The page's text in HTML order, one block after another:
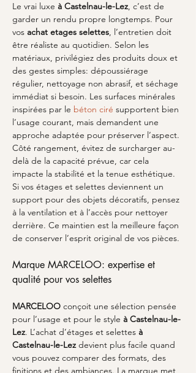
Le vrai luxe à Castelnau-le-Lez, c’est de
garder un rendu propre longtemps. Pour
vos achat etages selettes, l’entretien doit
être réaliste au quotidien. Selon les
matériaux, privilégiez des produits doux et
des gestes simples: dépoussiérage
régulier, nettoyage non abrasif, et séchage
immédiat si besoin. Les surfaces minérales
inspirées par le béton ciré supportent bien
l’usage courant, mais demandent une
approche adaptée pour préserver l’aspect.
Côté rangement, évitez de surcharger au-
delà de la capacité prévue, car cela
impacte la stabilité et la tenue esthétique.
Si vos étages et selettes deviennent un
support pour des objets décoratifs, pensez
à la ventilation et à l’accès pour nettoyer
derrière. Ce maintien est la meilleure façon
de conserver l’esprit original de vos pièces.
Marque MARCELOO: expertise et
qualité pour vos selettes
MARCELOO conçoit une sélection pensée
pour l’usage et pour le style à Castelnau-le-
Lez. L’achat d’étages et selettes à
Castelnau-le-Lez devient plus facile quand
vous pouvez comparer des formats, des
finitions et des ambiances. La marque met